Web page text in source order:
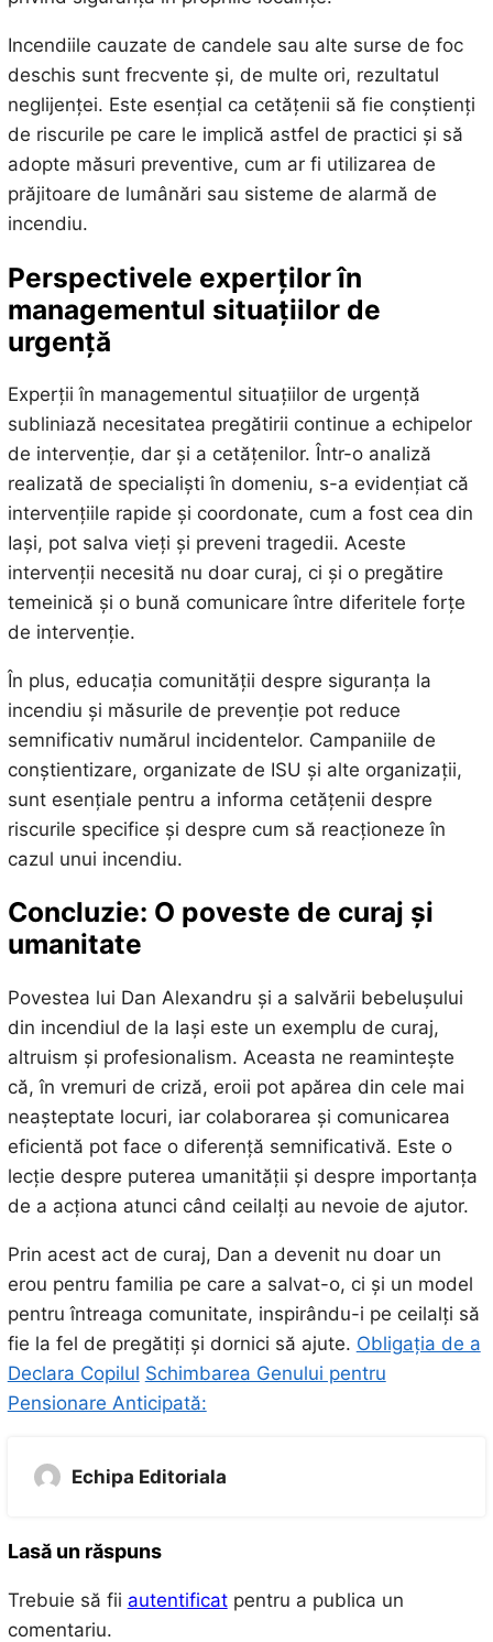
Incendiile cauzate de candele sau alte surse de foc
deschis sunt frecvente și, de multe ori, rezultatul
neglijenței. Este esențial ca cetățenii să fie conștienți
de riscurile pe care le implică astfel de practici și să
adopte măsuri preventive, cum ar fi utilizarea de
prăjitoare de lumânări sau sisteme de alarmă de
incendiu.
Perspectivele experților în
managementul situațiilor de
urgență
Experții în managementul situațiilor de urgență
subliniază necesitatea pregătirii continue a echipelor
de intervenție, dar și a cetățenilor. Într-o analiză
realizată de specialiști în domeniu, s-a evidențiat că
intervențiile rapide și coordonate, cum a fost cea din
Iași, pot salva vieți și preveni tragedii. Aceste
intervenții necesită nu doar curaj, ci și o pregătire
temeinică și o bună comunicare între diferitele forțe
de intervenție.
În plus, educația comunității despre siguranța la
incendiu și măsurile de prevenție pot reduce
semnificativ numărul incidentelor. Campaniile de
conștientizare, organizate de ISU și alte organizații,
sunt esențiale pentru a informa cetățenii despre
riscurile specifice și despre cum să reacționeze în
cazul unui incendiu.
Concluzie: O poveste de curaj și
umanitate
Povestea lui Dan Alexandru și a salvării bebelușului
din incendiul de la Iași este un exemplu de curaj,
altruism și profesionalism. Aceasta ne reamintește
că, în vremuri de criză, eroii pot apărea din cele mai
neașteptate locuri, iar colaborarea și comunicarea
eficientă pot face o diferență semnificativă. Este o
lecție despre puterea umanității și despre importanța
de a acționa atunci când ceilalți au nevoie de ajutor.
Prin acest act de curaj, Dan a devenit nu doar un
erou pentru familia pe care a salvat-o, ci și un model
pentru întreaga comunitate, inspirându-i pe ceilalți să
fie la fel de pregătiți și dornici să ajute. Obligația de a
Declara Copilul Schimbarea Genului pentru
Pensionare Anticipată:
Echipa Editoriala
Lasă un răspuns
Trebuie să fii autentificatpentru a publica un
comentariu.